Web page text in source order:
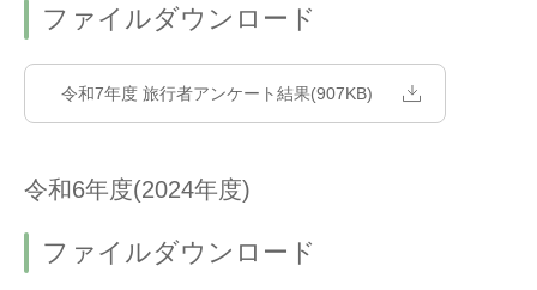
ファイルダウンロード
令和7年度 旅行者アンケート結果(907KB)
令和6年度(2024年度)
ファイルダウンロード